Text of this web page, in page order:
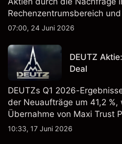
Rechenzentrumsbereich
„Advancing AI 2026"-Event
Vergangenheit ist kein
zukünftige Ergebnisse.
07:00, 24 Juni 2026
DEUTZ
Deal
DEUTZs Q1 2026-
der Neuaufträge um 41,2 %,
Übernahme von Maxi Trust
40 Mio. € zum Umsatz von
10:33, 17 Juni 2026